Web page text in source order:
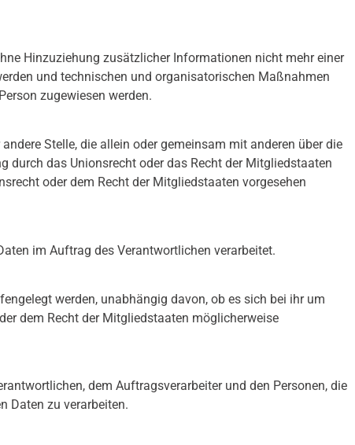
Hinzuziehung zusätzlicher Informationen nicht mehr einer
und technischen und organisatorischen Maßnahmen
zugewiesen werden.
Stelle, die allein oder gemeinsam mit anderen über die
durch das Unionsrecht oder das Recht der Mitgliedstaaten
oder dem Recht der Mitgliedstaaten vorgesehen
im Auftrag des Verantwortlichen verarbeitet.
werden, unabhängig davon, ob es sich bei ihr um
dem Recht der Mitgliedstaaten möglicherweise
dem Auftragsverarbeiter und den Personen, die
Daten zu verarbeiten.